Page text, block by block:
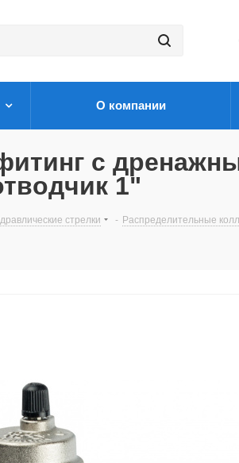
О компании
с
1"
стрелки - Распределительные